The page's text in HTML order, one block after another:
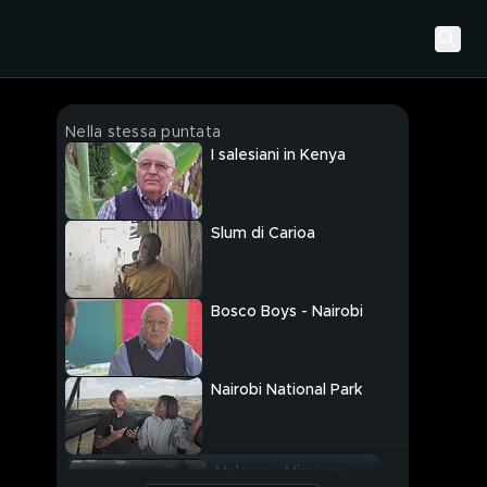
Nella stessa puntata
I salesiani in Kenya
Slum di Carioa
Bosco Boys - Nairobi
Nairobi National Park
Makuyu - Missione